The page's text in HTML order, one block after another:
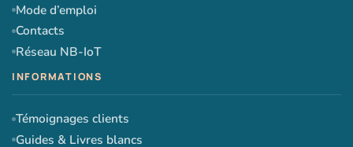
Mode d’emploi
Contacts
Réseau NB-IoT
Témoignages clients
Guides & Livres blancs